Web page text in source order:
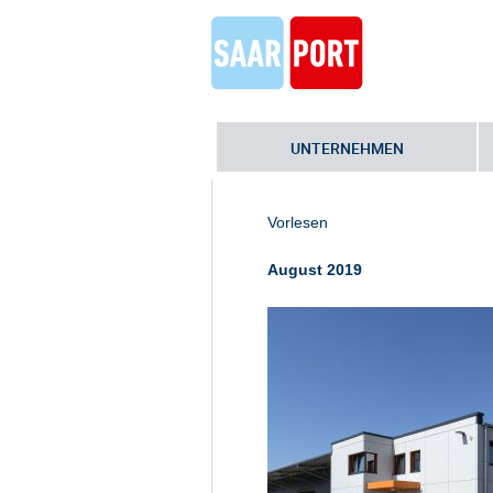
UNTERNEHMEN
Home » Ein-Standort-Lösung für
Autobahnmeisterei in Merzig
Vorlesen
August 2019